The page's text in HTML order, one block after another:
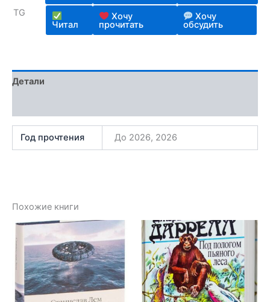
TG
Читал
Хочу
прочитать
Хочу
обсудить
Детали
Год прочтения До 2026, 2026
Похожие книги